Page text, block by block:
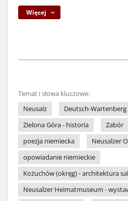
Więcej
Temat i słowa kluczowe:
Neusalz
Deutsch-Wartenberg
Zielona Góra - historia
Zabór
poezja niemiecka
Neusalzer
opowiadanie niemieckie
Kożuchów (okręg) - architektura
Neusalzer Heimatmuseum -